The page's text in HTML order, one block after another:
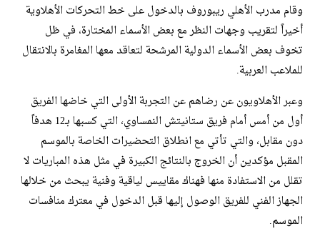
وقام مدرب الأهلي ريبوروف بالدخول على خط التحركات الأهلاوية
أخيراً لتقريب وجهات النظر مع بعض الأسماء المختارة، في ظل
تخوف بعض الأسماء الدولية المرشحة لتعاقد معها المغامرة بالانتقال
للملاعب العربية.
وعبر الأهلاويون عن رضاهم عن التجربة الأولى التي خاضها الفريق
أول من أمس أمام فريق ستانيتش النمساوي، التي كسبها بـ12 هدفاً
دون مقابل، والتي تأتي مع انطلاق التحضيرات الخاصة بالموسم
المقبل مؤكدين أن الخروج بالنتائج الكبيرة في مثل هذه المباريات لا
تقلل من الاستفادة منها فهناك مقاييس لياقية وفنية يبحث من خلالها
الجهاز الفني للفريق الوصول إليها قبل الدخول في معترك منافسات
الموسم.